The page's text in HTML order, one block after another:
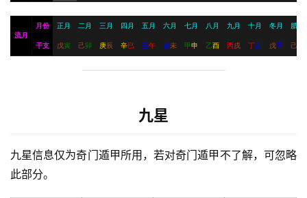
流月
月份 正月 二月 三月 四月 五月 六月 七月 八月 九月 十月 冬月 腊月
干支 戊寅 己卯 庚辰 辛巳 壬午 癸未 甲申 乙酉 丙戌 丁亥 戊子 己
九星
九星信息仅为奇门遁甲所用，若对奇门遁甲不了解，可忽略
此部分。